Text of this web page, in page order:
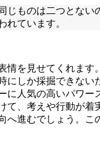
ものは二つとない
ています。
を見せてくれます
にしか採掘できな
人気の高いパワー
、考えや行動が着
進むでしょう。